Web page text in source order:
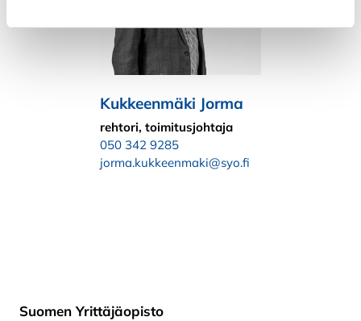
Kukkeenmäki Jorma
rehtori, toimitusjohtaja
050 342 9285
jorma.kukkeenmaki@syo.fi
Suomen Yrittäjäopisto